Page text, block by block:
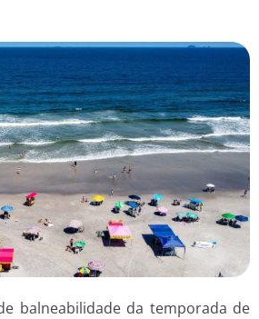
balneabilidade da temporada de